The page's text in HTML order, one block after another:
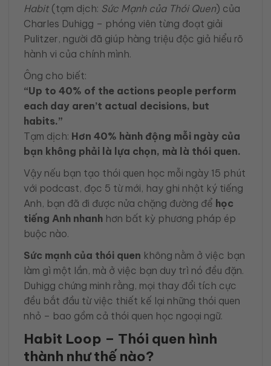
Habit (tạm dịch: Sức Mạnh của Thói Quen) của
Charles Duhigg – phóng viên từng đoạt giải
Pulitzer, người đã giúp hàng triệu độc giả hiểu rõ
hành vi của chính mình.
Ông cho biết:
“Up to 40% of the actions people perform
each day aren’t actual decisions, but
habits.”
Tạm dịch: Hơn 40% hành động mỗi ngày của
bạn không phải là lựa chọn, mà là thói quen.
Vậy nếu bạn tạo thói quen học mỗi ngày 15 phút
với podcast, đọc 5 từ mới, hay ghi nhật ký tiếng
Anh, bạn đã đi được nửa chặng đường để học
tiếng Anh nhanh hơn bất kỳ phương pháp ép
buộc nào.
Sức mạnh của thói quen không nằm ở việc bạn
làm gì một lần, mà ở việc bạn duy trì nó đều đặn.
Duhigg chứng minh rằng, mọi thay đổi tích cực
đều bắt đầu từ việc thiết kế lại những thói quen
nhỏ – bao gồm cả thói quen học ngoại ngữ.
Habit Loop – Thói quen hình
thành như thế nào?